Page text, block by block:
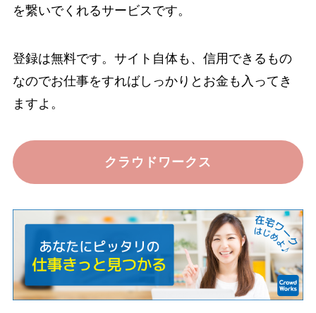
を繋いでくれるサービスです。
登録は無料です。サイト自体も、信用できるもの
なのでお仕事をすればしっかりとお金も入ってき
ますよ。
クラウドワークス